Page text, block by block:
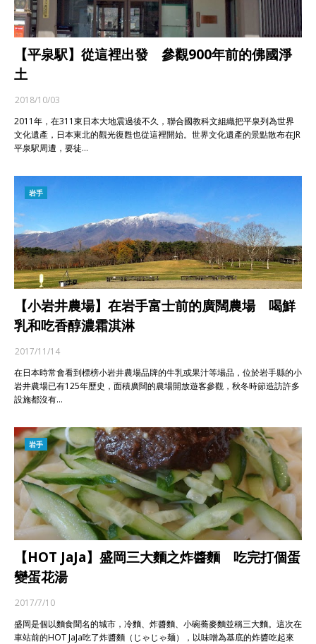
【平泉駅】從這裡出發 參觀900年前的佛國淨
土
2018/10/03
2011年，在311東日本大地震過後不久，聯合國教科文組織把平泉列為世界
文化遺產，日本東北的觀光復甦也從這裡開始。世界文化遺產的景點散布在JR
平泉駅周遭，要徒…
岩手
【小岩井農場】在岩手富士前的廣闊農場 喝鮮
乳和吃香醇濃霜淇淋
2017/11/14
在日本時常會看到標榜小岩井農場品牌的牛乳或果汁等場品，位於岩手縣的小
岩井農場已有125年歷史，面積廣闊的農場開放遊客參觀，秋冬時節造訪許多
設施都沒有…
岩手
【HOT JaJa】盛岡三大麵之炸醬麵 吃完打個蛋
變蛋花湯
2017/7/10
盛岡是個以麵食聞名的城市，冷麵、炸醬麵、小碗蕎麥麵並稱三大麵。這次在
車站前的HOT JaJa吃了炸醬麵（じゃじゃ麺），以味噌為基底的炸醬吃起來